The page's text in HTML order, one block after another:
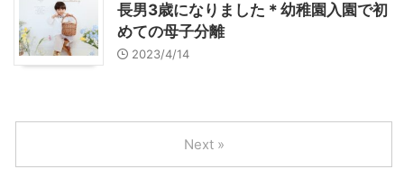
長男3歳になりました＊幼稚園入園で初
めての母子分離
2023/4/14
Next »